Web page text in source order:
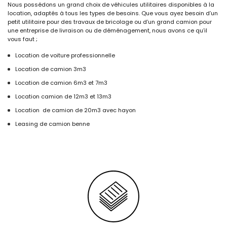
Nous possédons un grand choix de véhicules utilitaires disponibles à la
location, adaptés à tous les types de besoins. Que vous ayez besoin d’un
petit utilitaire pour des travaux de bricolage ou d’un grand camion pour
une entreprise de livraison ou de déménagement, nous avons ce qu’il
vous faut ;
Location de voiture professionnelle
Location de camion 3m3
Location de camion 6m3 et 7m3
Location camion de 12m3 et 13m3
Location de camion de 20m3 avec hayon
Leasing de camion benne